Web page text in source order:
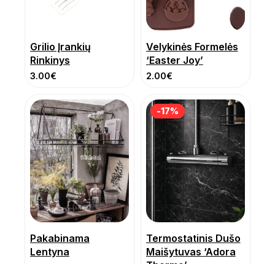
Grilio Įrankių
Rinkinys
3.00€
Velykinės Formelės
‘Easter Joy’
2.00€
Pakabinama
Lentyna
Termostatinis Dušo
Maišytuvas ‘Adora
-17%
-17%